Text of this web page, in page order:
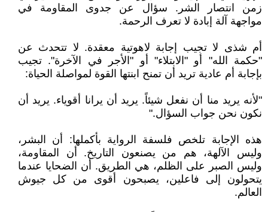
زمن انتصار الشر. سؤال عن جدوى المقاومة في
مواجهة آلة إبادة لا تعرف الرحمة.
أم شذى لا تجيب إجابة لاهوتية معقدة. لا تتحدث عن
"حكمة الله" أو "الابتلاء" أو "الأجر في الآخرة". تجيب
بإجابة أم عادية تريد أن تمنح ابنتها القوة لمواصلة الحياة:
"لأنه يريد منا أن نفعل شيئاً. يريد أن يرانا أقوياء. يريد أن
نكون نحن جواب السؤال."
هذه الإجابة تلخص فلسفة الرواية بأكملها: أن البشر،
وليس الآلهة، هم من يصنعون التاريخ. أن المقاومة،
وليس الصبر على الظلم، هي الطريق. أن الضحايا عندما
يتحولون إلى فاعلين، يصبحون أقوى من كل جيوش
العالم.